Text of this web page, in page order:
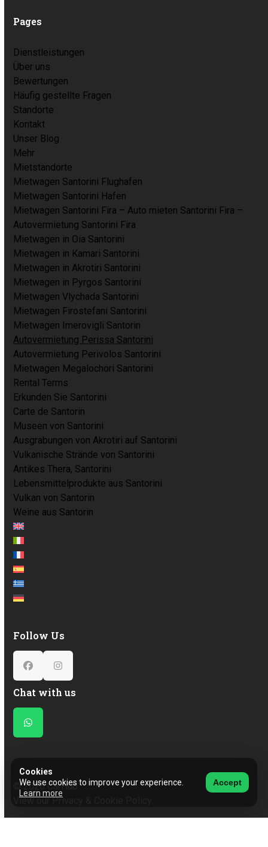
Pages
Dienstleistungen
Über uns
Bewertungen
Häufig gestellte Fragen
Standorte
Kontakt
Unser Blog
Mehr
Mietstandorte
Mietwagen Santorini Flughafen
Mietwagen Santorini Hafen
Mietwagen Santorini Fira – Auto mieten Santorini Fira –
Autovermietung Santorini Fira
Mietwagen in Oia Santorini
Mietwagen in Kamari Santorini
Mietwagen in Akrotiri Santorini
Mietwagen in Pyrgos Santorini
Mietwagen Vlychada Santorini
Mietwagen Firostefani Santorini
Mietwagen Imerovigli Santorin
Autovermietung Perissa Santorini
Autovermietung Perivolos Santorini
Mietwagen Megalochori Santorini
Rental Terms
Erkunden Sie Santorini
Carte de Santorin
Museen von Santorini
Ausgrabungen von Akrotiri auf Santorini
Vulkanische Strände von Santorini
Antikes Thera, Santorini
Lebensmittelprodukte aus Santorini
Vulkan von Santorin
Weine aus Santorin
Follow Us
FacebookInstagram
Chat with us
Whatsapp
© 2026 CarHub
View our Privacy & Cookie Policy.
Cookies
We use cookies to improve your experience.
Learn more
Accept